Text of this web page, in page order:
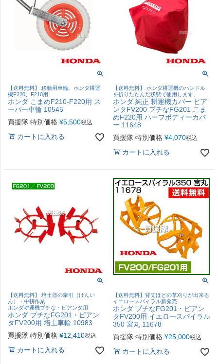
【送料無料】 移動用車輪。ホンダ耕運
機F220、F210用
ホンダ こまめF210-F220用 ス
ーパー車輪 10545
買援隊 特別価格 ¥5,500税込
カートに入れる
【送料無料】 ホンダ耕運機のハンドル
を折りたたんだ状態で使用します。
ホンダ 純正 耕運機カバー ピア
ンタFV200 プチなFG201 こま
めF220用 ハーフボディーカバ
ー 11648
買援隊 特別価格 ¥4,070税込
カートに入れる
【送料無料】 培土器の牽引（けんい
ん）・中耕作業
ホンダ耕運機プチな・ピアンタ用
ホンダ プチなFG201・ピアン
タFV200用 培土車輪 10983
買援隊 特別価格 ¥12,410税込
カートに入れる
【送料無料】背丈ほどの草刈りが出来る
イエロースパイラル新発売
ホンダ プチなFG201・ピアン
タFV200用 イエロースパイラル
350 宮丸 11678
買援隊 特別価格 ¥25,000税込
カートに入れる